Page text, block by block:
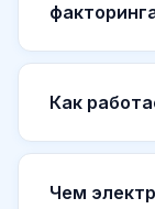
Как
Чем